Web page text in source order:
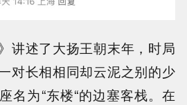
讲述了大扬王朝末年，时局
对长相相同却云泥之别的少
名为“东楼“的边塞客栈。在